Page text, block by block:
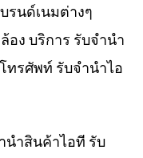
รนด์เนมต่างๆ
อง บริการ รับจำนำ
ทรศัพท์ รับจำนำไอ
นำสินค้าไอที รับ